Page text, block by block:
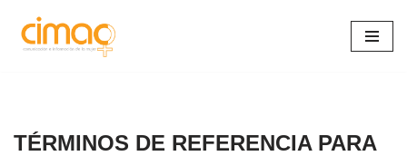
Saltar
TÉRMINOS DE REFERENCIA PARA